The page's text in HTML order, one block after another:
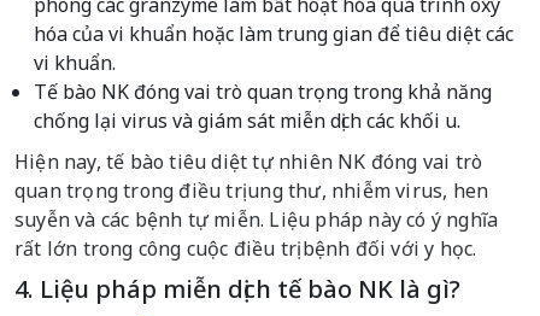
phóng các granzyme làm bất hoạt hóa quá trình oxy
hóa của vi khuẩn hoặc làm trung gian để tiêu diệt các
vi khuẩn.
Tế bào NK đóng vai trò quan trọng trong khả năng
chống lại virus và giám sát miễn dịch các khối u.
Hiện nay, tế bào tiêu diệt tự nhiên NK đóng vai trò
quan trọng trong điều trị ung thư, nhiễm virus, hen
suyễn và các bệnh tự miễn. Liệu pháp này có ý nghĩa
rất lớn trong công cuộc điều trị bệnh đối với y học.
4. Liệu pháp miễn dịch tế bào NK là gì?